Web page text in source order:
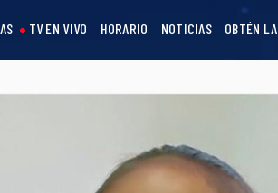
TV EN VIVO HORARIO NOTICIAS OBTÉN LA